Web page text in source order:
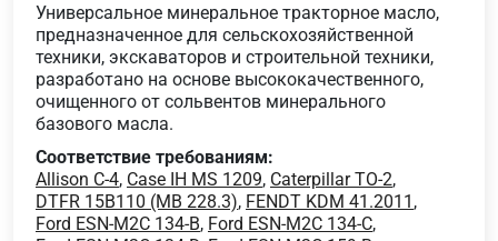
Универсальное минеральное тракторное масло,
предназначенное для сельскохозяйственной
техники, экскаваторов и строительной техники,
разработано на основе высококачественного,
очищенного от сольвентов минерального
базового масла.
Соответствие требованиям:
Allison C-4, Case IH MS 1209, Caterpillar TO-2,
DTFR 15B110 (MB 228.3), FENDT KDM 41.2011 ,
Ford ESN-M2C 134-B, Ford ESN-M2C 134-C,